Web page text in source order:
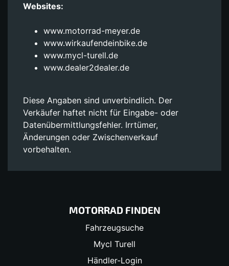
Websites:
www.motorrad-meyer.de
www.wirkaufendeinbike.de
www.mycl-turell.de
www.dealer2dealer.de
Diese Angaben sind unverbindlich. Der
Verkäufer haftet nicht für Eingabe- oder
Datenübermittlungsfehler. Irrtümer,
Änderungen oder Zwischenverkauf
vorbehalten.
MOTORRAD FINDEN
Fahrzeugsuche
Mycl Turell
Händler-Login